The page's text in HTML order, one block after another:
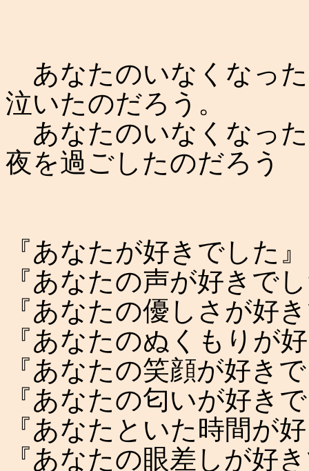
あなたのいなくなっ
泣いたのだろう。
あなたのいなくなっ
夜を過ごしたのだろう
『あなたが好きでした』
『あなたの声が好きで
『あなたの優しさが好
『あなたのぬくもりが
『あなたの笑顔が好き
『あなたの匂いが好き
『あなたといた時間が
『あなたの眼差しが好